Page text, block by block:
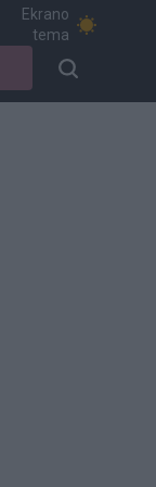
Ekrano
tema